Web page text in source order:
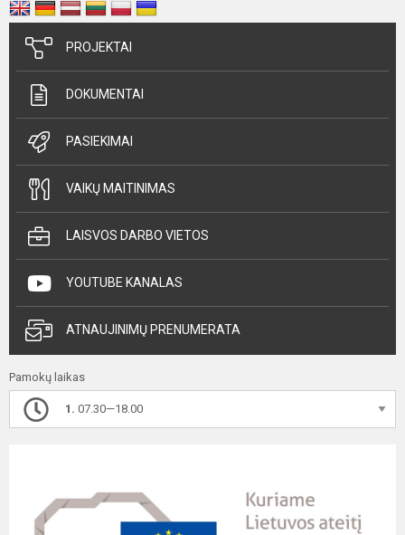
PROJEKTAI
DOKUMENTAI
PASIEKIMAI
VAIKŲ MAITINIMAS
LAISVOS DARBO VIETOS
YOUTUBE KANALAS
ATNAUJINIMŲ PRENUMERATA
Pamokų laikas
1. 07.30—18.00